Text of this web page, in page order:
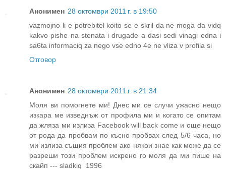
Анонимен 28 октомври 2011 г. в 19:50
vazmojno li e potrebitel koito se e skril da ne moga da vidq
kakvo pishe na stenata i drugade a dasi sedi vinagi edna i
sa6ta informaciq za nego vse edno 4e ne vliza v profila si
Отговор
Анонимен 28 октомври 2011 г. в 21:34
Моля ви помогнете ми! Днес ми се случи ужасно нещо
изкара ме изведнъж от профила ми и когато се опитам
да жляза ми излиза Facebook will back come и още нещо
от рода да пробвам по късно пробвах след 5/6 часа, но
ми излиза същия проблем ако някои знае как може да се
разреши този проблем искрено го моля да ми пише на
скайп --- sladkiq_1996